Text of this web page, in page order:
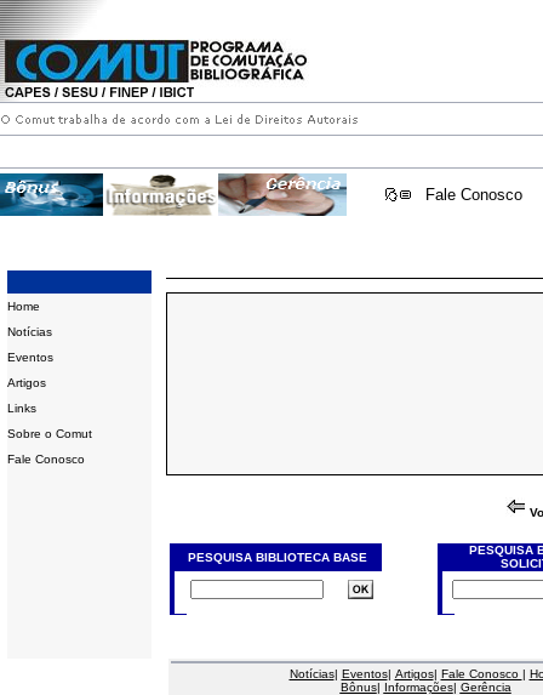
Fale Conosco
Home
Notícias
Eventos
Artigos
Links
Sobre o Comut
Fale Conosco
PESQUISA BIBLIOTECA BASE
PESQUISA
Notícias| Eventos| Artigos| Fale Conosco |
Bônus| Informações| Gerência